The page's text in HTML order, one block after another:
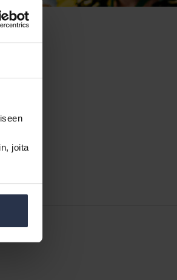
joita